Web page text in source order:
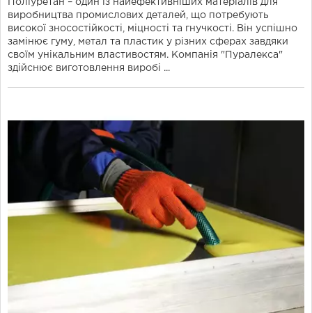
Поліуретан – один із найефективніших матеріалів для
виробництва промислових деталей, що потребують
високої зносостійкості, міцності та гнучкості. Він успішно
замінює гуму, метал та пластик у різних сферах завдяки
своїм унікальним властивостям. Компанія "Пуралекса"
здійснює виготовлення виробі ...